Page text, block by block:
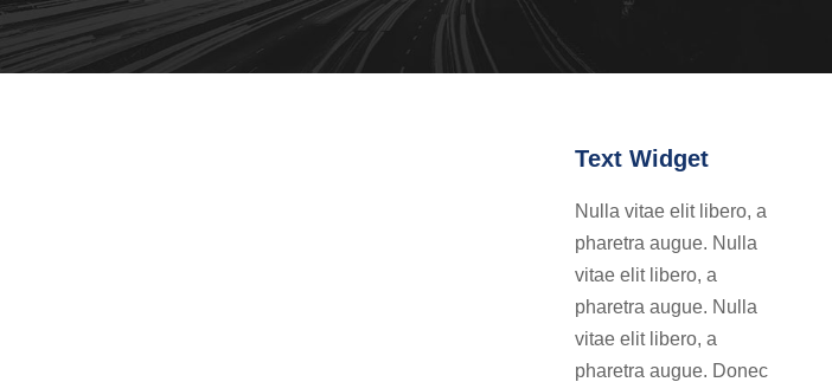
Text Widget
Nulla vitae elit libero, a
pharetra augue. Nulla
vitae elit libero, a
pharetra augue. Nulla
vitae elit libero, a
pharetra augue. Donec